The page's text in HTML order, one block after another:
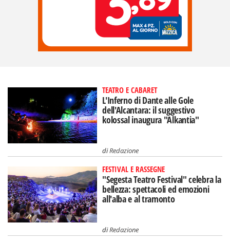
TEATRO E CABARET
L'Inferno di Dante alle Gole
dell'Alcantara: il suggestivo
kolossal inaugura "Alkantia"
diRedazione
FESTIVAL E RASSEGNE
"Segesta Teatro Festival" celebra la
bellezza: spettacoli ed emozioni
all'alba e al tramonto
diRedazione